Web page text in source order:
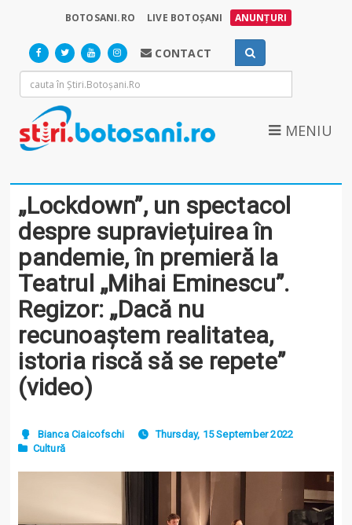
BOTOSANI.RO LIVE BOTOȘANI ANUNȚURI
CONTACT
MENIU
„Lockdown”, un spectacol
despre supraviețuirea în
pandemie, în premieră la
Teatrul „Mihai Eminescu”.
Regizor: „Dacă nu
recunoaștem realitatea,
istoria riscă să se repete”
(video)
Bianca Ciaicofschi
Thursday, 15 September 2022
Cultură